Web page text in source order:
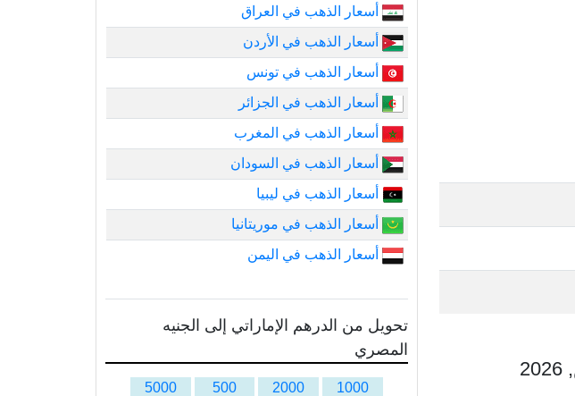
أسعار الذهب في العراق
أسعار الذهب في الأردن
أسعار الذهب في تونس
أسعار الذهب في الجزائر
أسعار الذهب في المغرب
أسعار الذهب في السودان
أسعار الذهب في ليبيا
أسعار الذهب في موريتانيا
أسعار الذهب في اليمن
تحويل من الدرهم الإماراتي إلى الجنيه
المصري
1000
2000
500
5000